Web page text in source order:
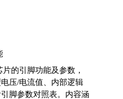
的引脚功能及参数，
压/电流值、内部逻辑
脚参数对照表。内容涵